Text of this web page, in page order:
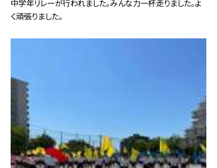
中学年リレーが行われました。みんな力一杯走りました。よ
く頑張りました。